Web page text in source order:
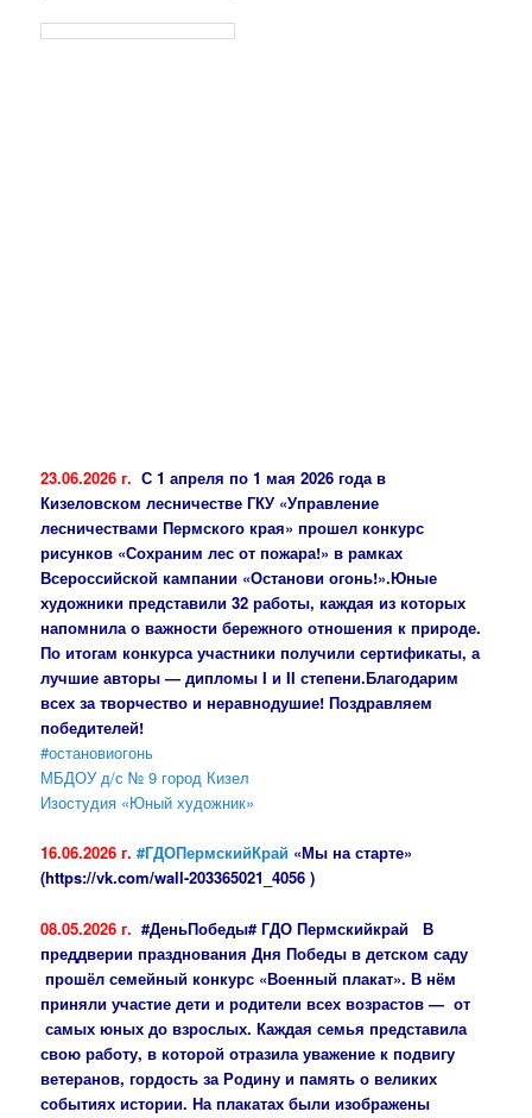
23.06.2026 г.С 1 апреля по 1 мая 2026 года в
Кизеловском лесничестве ГКУ «Управление
лесничествами Пермского края» прошел конкурс
рисунков «Сохраним лес от пожара!» в рамках
Всероссийской кампании «Останови огонь!».Юные
художники представили 32 работы, каждая из которых
напомнила о важности бережного отношения к природе.
По итогам конкурса участники получили сертификаты, а
лучшие авторы — дипломы I и II степени.Благодарим
всех за творчество и неравнодушие! Поздравляем
победителей!
#остановиогонь
МБДОУ д/с № 9 город Кизел
Изостудия «Юный художник»
16.06.2026 г.#ГДОПермскийКрай «Мы на старте»
(https://vk.com/wall-203365021_4056 )
08.05.2026 г. #ДеньПобеды# ГДО Пермскийкрай В
преддверии празднования Дня Победы в детском саду
прошёл семейный конкурс «Военный плакат». В нём
приняли участие дети и родители всех возрастов — от
самых юных до взрослых.Каждая семья представила
свою работу, в которой отразила уважение к подвигу
ветеранов, гордость за Родину и память о великих
событиях истории. На плакатах были изображены